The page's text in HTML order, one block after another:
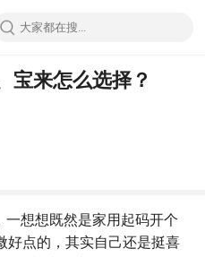
宝来怎么选择？
想想既然是家用起码开个
好点的，其实自己还是挺喜